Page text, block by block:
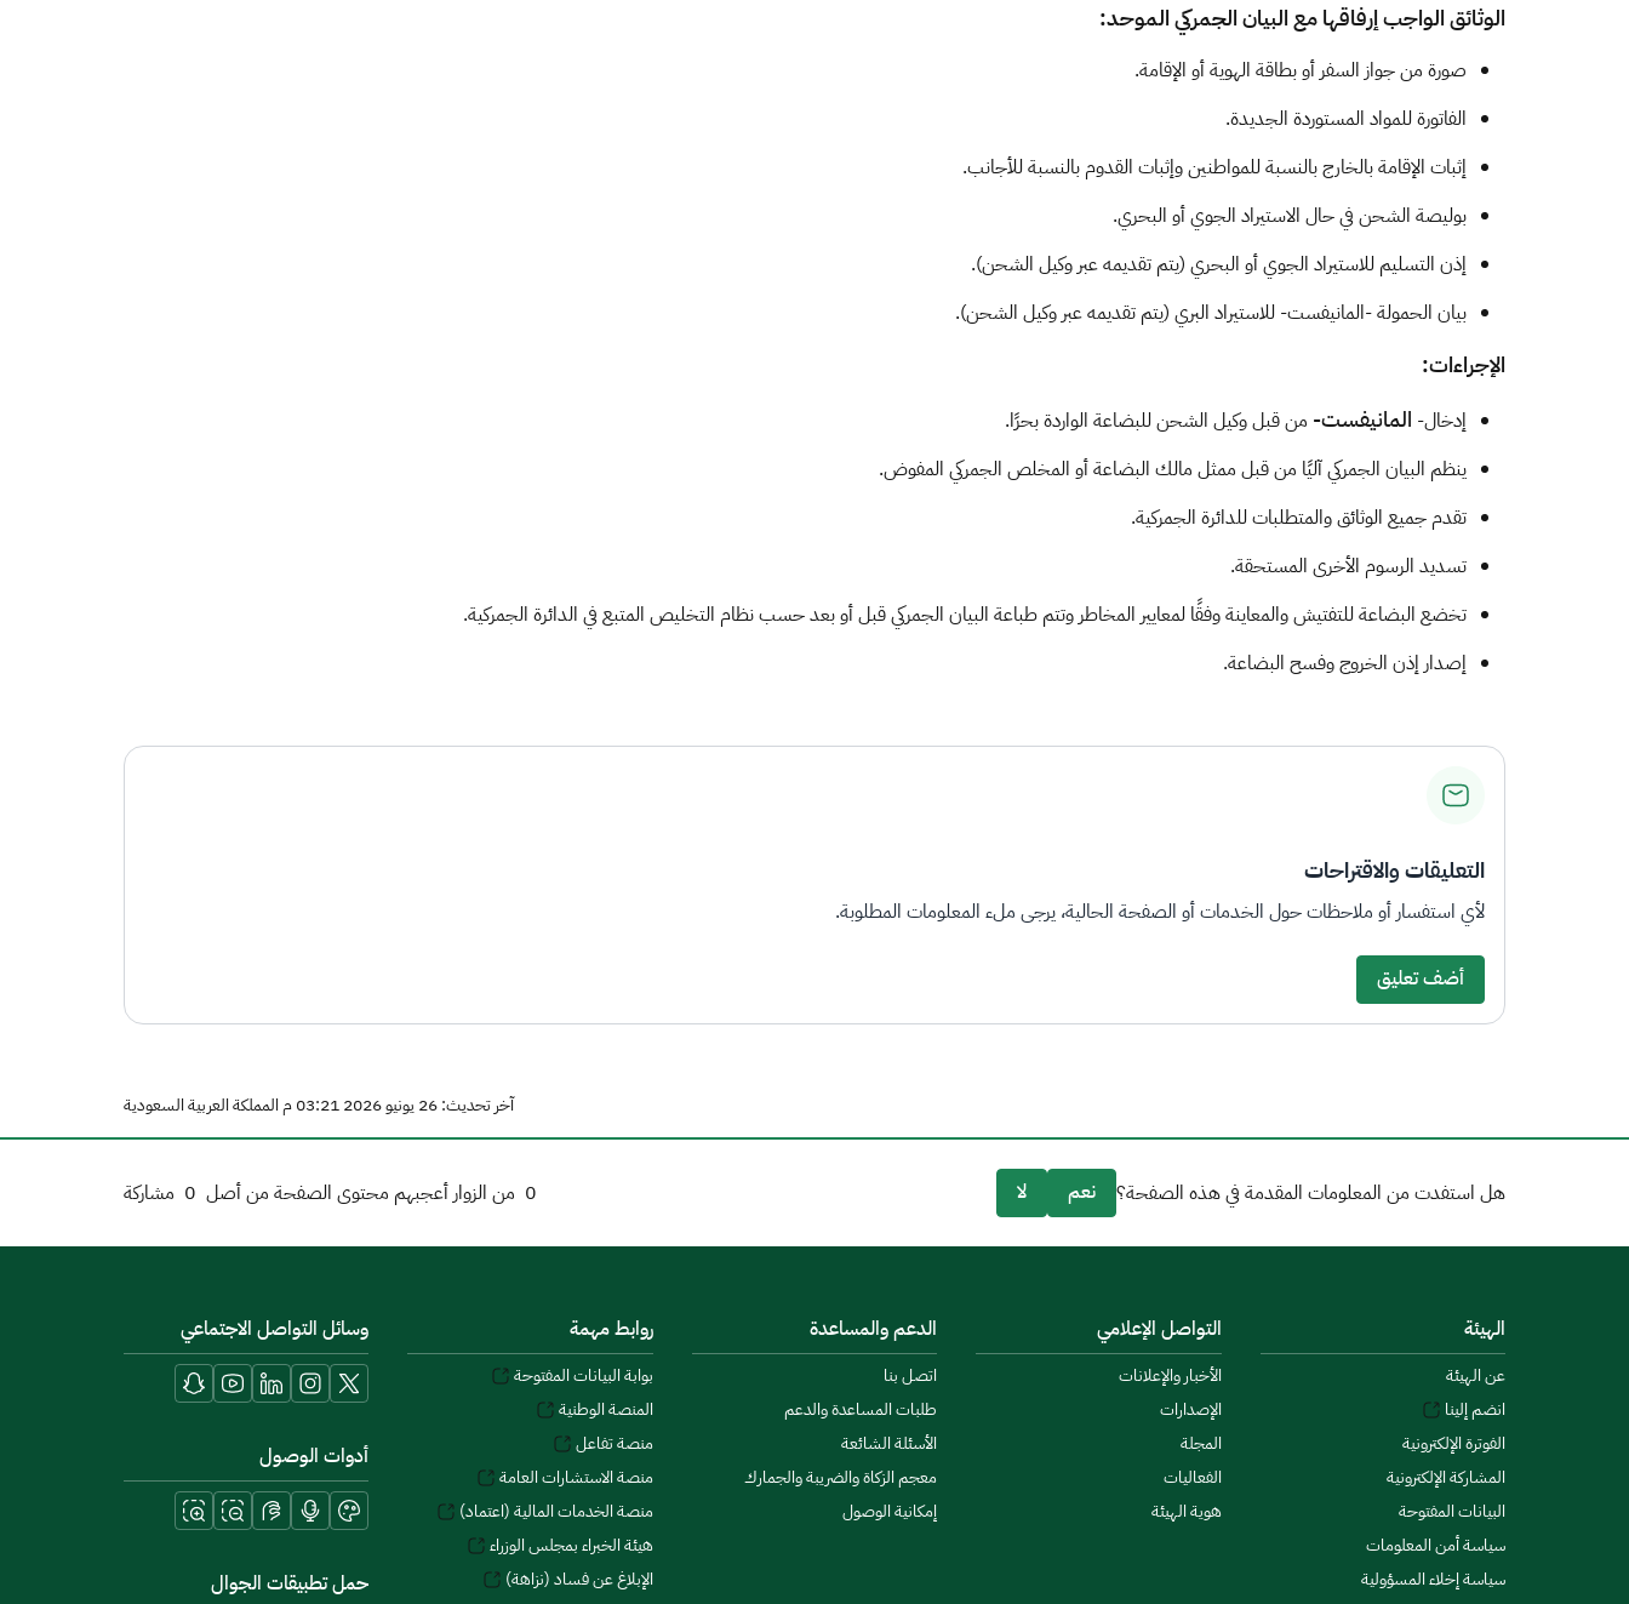
الوثائق الواجب إرفاقها مع البيان الجمركي الموحد:
صورة من جواز السفر أو بطاقة الهوية أو الإقامة.
الفاتورة للمواد المستوردة الجديدة.
إثبات الإقامة بالخارج بالنسبة للمواطنين وإثبات القدوم بالنسبة للأجانب.
بوليصة الشحن في حال الاستيراد الجوي أو البحري.
إذن التسليم للاستيراد الجوي أو البحري (يتم تقديمه عبر وكيل الشحن).
بيان الحمولة -المانيفست- للاستيراد البري (يتم تقديمه عبر وكيل الشحن).
الإجراءات:
إدخال- المانيفست- من قبل وكيل الشحن للبضاعة الواردة بحرًا.
ينظم البيان الجمركي آليًا من قبل ممثل مالك البضاعة أو المخلص الجمركي المفوض.
تقدم جميع الوثائق والمتطلبات للدائرة الجمركية.
تسديد الرسوم الأخرى المستحقة.
تخضع البضاعة للتفتيش والمعاينة وفقًا لمعايير المخاطر وتتم طباعة البيان الجمركي قبل أو بعد حسب نظام التخليص المتبع في الدائرة الجمركية.
إصدار إذن الخروج وفسح البضاعة.​
التعليقات والاقتراحات
لأي استفسار أو ملاحظات حول الخدمات أو الصفحة الحالية، يرجى ملء المعلومات المطلوبة.
أضف تعليق
آخر تحديث: 26 يونيو 2026 03:21 م المملكة العربية السعودية
0 من الزوار أعجبهم محتوى الصفحة من أصل 0 مشاركة هل استفدت من المعلومات المقدمة في هذه الصفحة؟ نعم لا
الهيئة
عن الهيئة
انضم إلينا
الفوترة الإلكترونية
المشاركة الإلكترونية
البيانات المفتوحة
سياسة أمن المعلومات
سياسة إخلاء المسؤولية
التواصل الإعلامي
الأخبار والإعلانات
الإصدارات
المجلة
الفعاليات
هوية الهيئة
الدعم والمساعدة
اتصل بنا
طلبات المساعدة والدعم
الأسئلة الشائعة
معجم الزكاة والضريبة والجمارك
إمكانية الوصول
روابط مهمة
بوابة البيانات المفتوحة
المنصة الوطنية
منصة تفاعل
منصة الاستشارات العامة
منصة الخدمات المالية (اعتماد)
هيئة الخبراء بمجلس الوزراء
الإبلاغ عن فساد (نزاهة)
وسائل التواصل الاجتماعي
أدوات الوصول
حمل تطبيقات الجوال